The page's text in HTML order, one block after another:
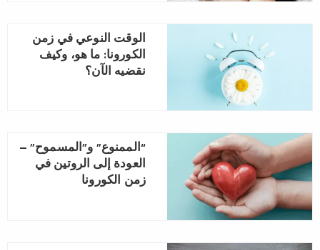
الوقت النوعي في زمن
الكورونا: ما هو، وكيف
نقضيه الآن؟
“الممنوع” و”المسموح” –
العودة إلى الروتين في
زمن الكورونا